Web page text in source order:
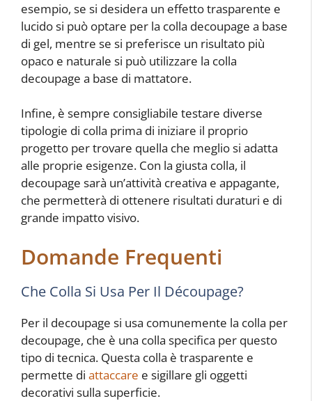
esempio, se si desidera un effetto trasparente e
lucido si può optare per la colla decoupage a base
di gel, mentre se si preferisce un risultato più
opaco e naturale si può utilizzare la colla
decoupage a base di mattatore.
Infine, è sempre consigliabile testare diverse
tipologie di colla prima di iniziare il proprio
progetto per trovare quella che meglio si adatta
alle proprie esigenze. Con la giusta colla, il
decoupage sarà un’attività creativa e appagante,
che permetterà di ottenere risultati duraturi e di
grande impatto visivo.
Domande Frequenti
Che Colla Si Usa Per Il Découpage?
Per il decoupage si usa comunemente la colla per
decoupage, che è una colla specifica per questo
tipo di tecnica. Questa colla è trasparente e
permette di attaccare e sigillare gli oggetti
decorativi sulla superficie.